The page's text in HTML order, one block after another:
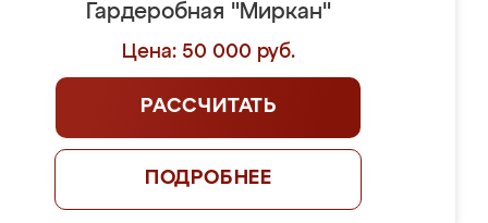
Гардеробная "Миркан"
Цена: 50 000 руб.
РАССЧИТАТЬ
ПОДРОБНЕЕ